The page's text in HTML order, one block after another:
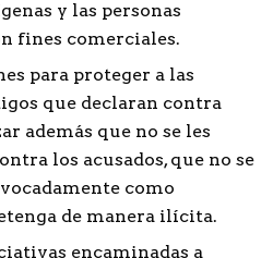
y las personas
fines comerciales.
para proteger a las
que declaran contra
además que no se les
los acusados, que no se
como
de manera ilícita.
encaminadas a